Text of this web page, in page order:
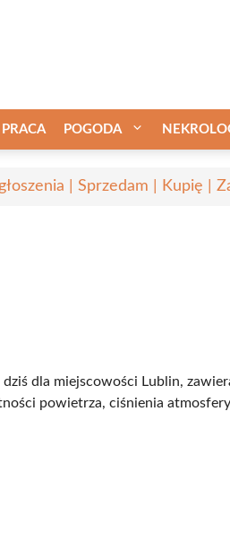
PRACA POGODA
| Sprzedam | Kupię |
dla miejscowości Lublin,
powietrza, ciśnienia